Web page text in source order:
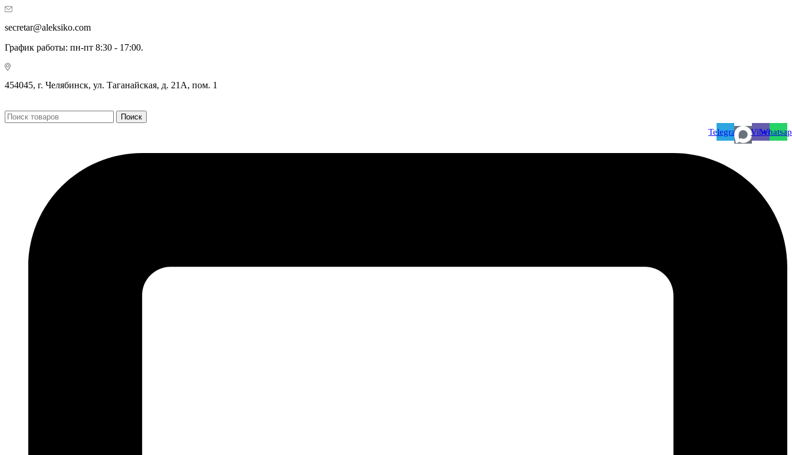
secretar@aleksiko.com
График работы: пн-пт 8:30 - 17:00.
454045, г. Челябинск, ул. Таганайская, д. 21А, пом. 1
Поиск
Telegram Viber